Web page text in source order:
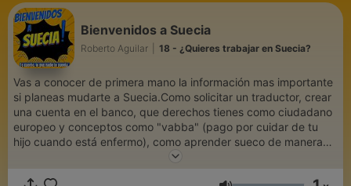
Bienvenidos a Suecia
Roberto Aguilar 18 - ¿Quieres trabajar en Suecia?
Vas a conocer de primera mano la información mas importante
si planeas mudarte a Suecia.Como solicitar un traductor, crear
una cuenta en el banco, que derechos tienes como ciudadano
europeo y conceptos como "vabba" (pago por cuidar de tu
hijo cuando está enfermo), como aprender sueco de manera
gratuita. Información de manera directa, sin rodeos. Suecia